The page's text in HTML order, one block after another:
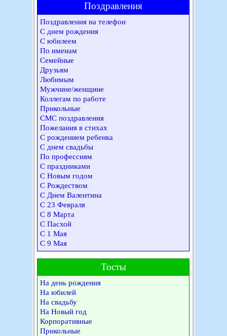
Поздравления
Поздравления на телефон
С днем рождения
С юбилеем
По именам
Семейные
Друзьям
Любимым
Мужчине/женщине
Коллегам по работе
Прикольные
СМС поздравления
Пожелания в стихах
С рождением ребенка
С днем свадьбы
По профессиям
С праздниками
С Новым годом
С Рождеством
С Днем Валентина
С 23 Февраля
С 8 Марта
С Пасхой
С 1 Мая
С 9 Мая
Тосты
На день рождения
На юбилей
На свадьбу
На Новый год
Корпоративные
Прикольные